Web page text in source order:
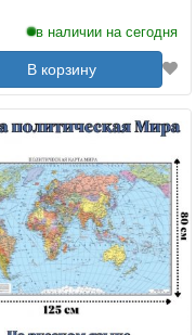
в наличии на сегодня
В корзину